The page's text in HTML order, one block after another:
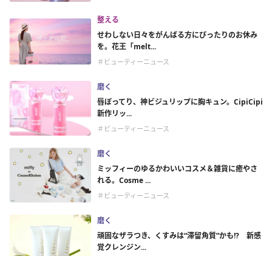
整える
せわしない日々をがんばる方にぴったりのお休み
を。花王「melt...
＃ビューティーニュース
磨く
唇ぽってり、神ビジュリップに胸キュン。CipiCipi
新作リッ...
＃ビューティーニュース
磨く
ミッフィーのゆるかわいいコスメ＆雑貨に癒やさ
れる。Cosme ...
＃ビューティーニュース
磨く
頑固なザラつき、くすみは“滞留角質”かも!? 新感
覚クレンジン...